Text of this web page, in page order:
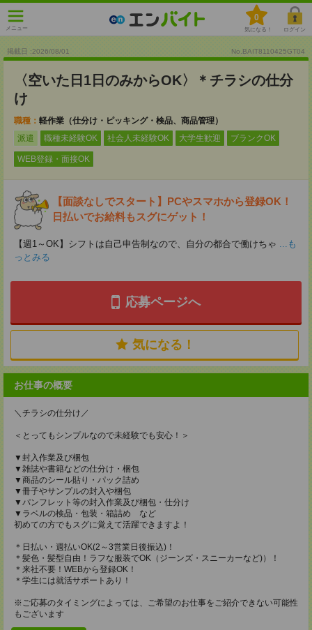
メニュー
0
気になる！ ログイン
掲載日 :2026/08/01 No.BAIT8110425GT04
〈空いた日1日のみからOK〉＊チラシの仕分
け
職種： 軽作業（仕分け・ピッキング・検品、商品管理）
派遣
職種未経験OK 社会人未経験OK 大学生歓迎 ブランクOK
WEB登録・面接OK
【面談なしでスタート】PCやスマホから登録OK！
日払いでお給料もスグにゲット！
【週1～OK】シフトは自己申告制なので、自分の都合で働けちゃ ...も
っとみる
応募ページへ
気になる！
お仕事の概要
＼チラシの仕分け／
＜とってもシンプルなので未経験でも安心！＞
▼封入作業及び梱包
▼雑誌や書籍などの仕分け・梱包
▼商品のシール貼り・パック詰め
▼冊子やサンプルの封入や梱包
▼パンフレット等の封入作業及び梱包・仕分け
▼ラベルの検品・包装・箱詰め など
初めての方でもスグに覚えて活躍できますよ！
＊日払い・週払いOK(2～3営業日後振込)！
＊髪色・髪型自由！ラフな服装でOK（ジーンズ・スニーカーなど)）！
＊来社不要！WEBから登録OK！
＊学生には就活サポートあり！
※ご応募のタイミングによっては、ご希望のお仕事をご紹介できない可能性
もございます